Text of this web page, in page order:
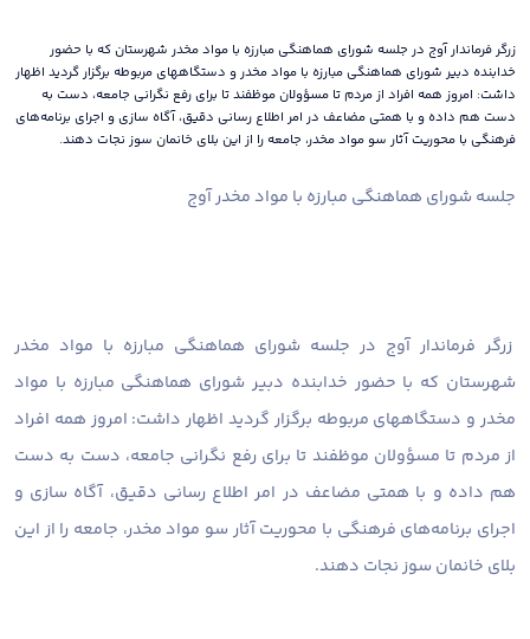
زرگر فرماندار آوج در جلسه شورای هماهنگی مبارزه با مواد مخدر شهرستان که با حضور
خدابنده دبیر شورای هماهنگی مبارزه با مواد مخدر و دستگاههای مربوطه برگزار گردید اظهار
داشت: امروز همه افراد از مردم تا مسؤولان موظفند تا برای رفع نگرانی جامعه، دست به
دست هم داده و با همتی مضاعف در امر اطلاع رسانی دقیق، آگاه سازی و اجرای برنامه‌های
فرهنگی با محوریت آثار سو مواد مخدر، جامعه را از این بلای خانمان سوز نجات دهند.
جلسه شورای هماهنگی مبارزه با مواد مخدر آوج
زرگر فرماندار آوج در جلسه شورای هماهنگی مبارزه با مواد مخدر
شهرستان که با حضور خدابنده دبیر شورای هماهنگی مبارزه با مواد
مخدر و دستگاههای مربوطه برگزار گردید اظهار داشت: امروز همه افراد
از مردم تا مسؤولان موظفند تا برای رفع نگرانی جامعه، دست به دست
هم داده و با همتی مضاعف در امر اطلاع رسانی دقیق، آگاه سازی و
اجرای برنامه‌های فرهنگی با محوریت آثار سو مواد مخدر، جامعه را از این
بلای خانمان سوز نجات دهند.